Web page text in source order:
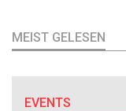
MEIST GELESEN
EVENTS